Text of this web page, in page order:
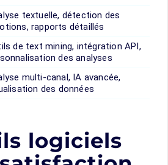
textuelle, détection des
rapports détaillés
de text mining, intégration API,
des analyses
multi-canal, IA avancée,
des données
logiciels